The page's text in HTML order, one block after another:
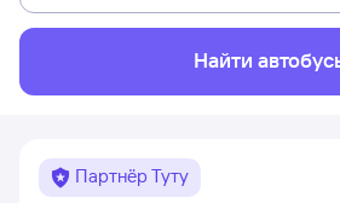
Найти
Партнёр Туту